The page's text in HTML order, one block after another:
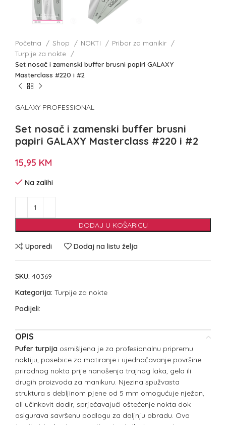
Početna Shop NOKTI
Pribor za manikir
Turpije za nokte
Set nosač i zamenski buffer brusni papiri GALAXY
Masterclass #220 i #2
GALAXY PROFESSIONAL
Set nosač i zamenski buffer brusni
papiri GALAXY Masterclass #220 i #2
15,95 KM
Na zalihi
DODAJ U KOŠARICU
Uporedi Dodaj na listu želja
SKU: 40369
Kategorija: Turpije za nokte
Podijeli:
OPIS
Pufer turpija osmišljena je za profesionalnu pripremu
noktiju, posebice za matiranje i ujednačavanje površine
prirodnog nokta prije nanošenja trajnog laka, gela ili
drugih proizvoda za manikuru. Njezina spužvasta
struktura s debljinom pjene od 5 mm omogućuje nježan,
ali učinkovit dodir, sprječavajući oštećenje nokta dok
osigurava savršenu podlogu za daljnju obradu. Ova